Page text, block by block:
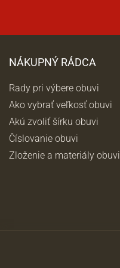
NÁKUPNÝ RÁDCA
Rady pri výbere obuvi
Ako vybrať veľkosť obuvi
Akú zvoliť šírku obuvi
Číslovanie obuvi
Zloženie a materiály obuvi